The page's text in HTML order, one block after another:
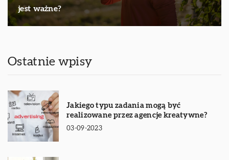
jest ważne?
Ostatnie wpisy
Jakiego typu zadania mogą być
realizowane przez agencje kreatywne?
03-09-2023